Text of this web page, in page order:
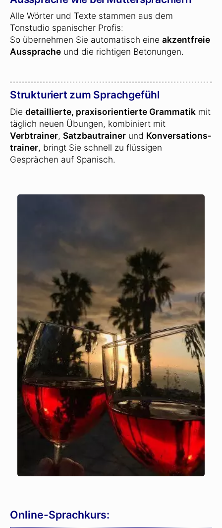
Alle Wörter und Texte stammen aus dem
Tonstudio spanischer Profis:
So übernehmen Sie automatisch eine akzentfreie
Aussprache und die richtigen Betonungen.
Strukturiert zum Sprachgefühl
Die detaillierte, praxisorientierte Grammatik mit
täglich neuen Übungen, kombiniert mit
Verbtrainer, Satzbautrainer und Konversations­
trainer, bringt Sie schnell zu flüssigen
Gesprächen auf Spanisch.
Online-Sprachkurs: